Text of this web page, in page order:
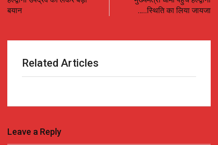
बयान
…..स्थिति का लिया जायजा
Related Articles
Leave a Reply